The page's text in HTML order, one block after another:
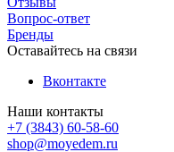
Вопрос-ответ
Бренды
Оставайтесь на связи
Вконтакте
Наши контакты
+7 (3843) 60-58-60
shop@moyedem.ru